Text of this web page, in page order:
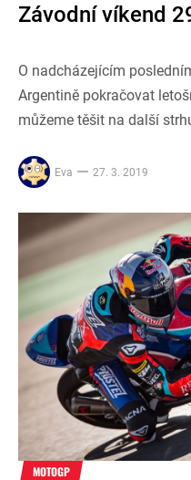
Závodní víkend
O nadcházejícím
Argentině pokračovat
můžeme těšit na další
Eva 27. 3. 2019
MOTOGP